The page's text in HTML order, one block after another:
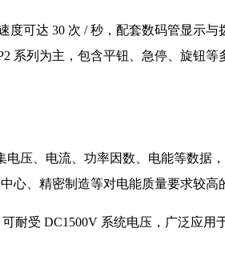
可达 30 次 / 秒，配套数码管显示
系列为主，包含平钮、急停、旋钮等
压、电流、功率因数、电能等数据
心、精密制造等对电能质量要求较高
耐受 DC1500V 系统电压，广泛应用